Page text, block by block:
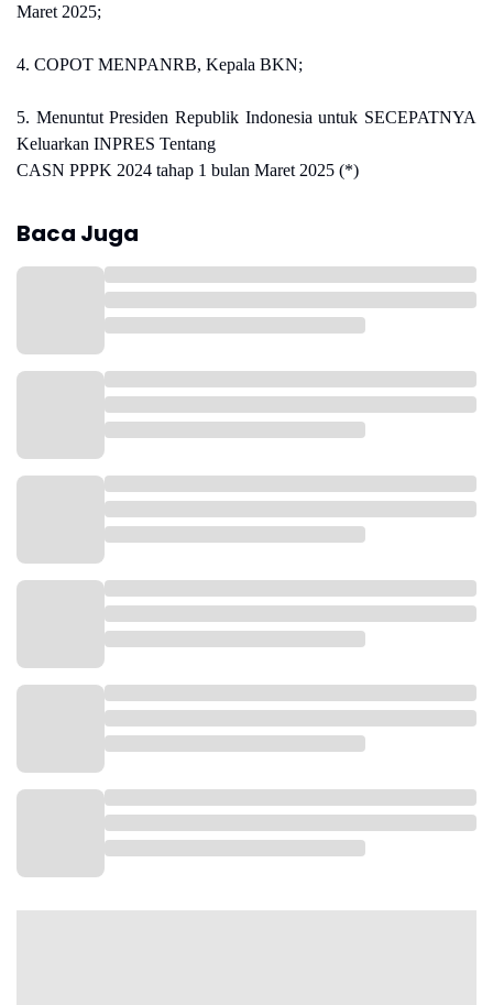
Maret 2025;
4. COPOT MENPANRB, Kepala BKN;
5. Menuntut Presiden Republik Indonesia untuk SECEPATNYA
Keluarkan INPRES Tentang
CASN PPPK 2024 tahap 1 bulan Maret 2025 (*)
Baca Juga